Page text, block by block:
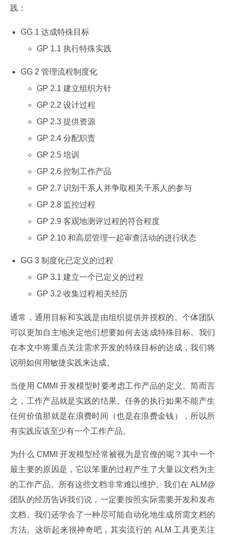
践：
GG 1 达成特殊目标
GP 1.1 执行特殊实践
GG 2 管理流程制度化
GP 2.1 建立组织方针
GP 2.2 设计过程
GP 2.3 提供资源
GP 2.4 分配职责
GP 2.5 培训
GP 2.6 控制工作产品
GP 2.7 识别干系人并争取相关干系人的参与
GP 2.8 监控过程
GP 2.9 客观地测评过程的符合程度
GP 2.10 和高层管理一起审查活动的进行状态
GG 3 制度化已定义的过程
GP 3.1 建立一个已定义的过程
GP 3.2 收集过程相关经历
通常，通用目标和实践是由组织提供并授权的。个体团队
可以更加自主地决定他们想要如何去达成特殊目标。我们
在本文中将重点关注需求开发的特殊目标的达成，我们将
说明如何用敏捷实践来达成。
当使用 CMMI 开发模型时要考虑工作产品的定义。简而言
之，工作产品就是实践的结果。任务的执行如果不能产生
任何价值那就是在浪费时间（也是在浪费金钱），所以所
有实践应该至少有一个工作产品。
为什么 CMMI 开发模型经常被视为是官僚的呢？其中一个
最主要的原因是，它以笨重的过程产生了大量以文档为主
的工作产品。所有这些文档非常难以维护。我们在 ALM@
团队的经历告诉我们说，一定要按照实际需要开发和发布
文档。我们还学会了一种尽可能自动化地生成所需文档的
方法。这听起来很神奇吧，其实流行的 ALM 工具更关注